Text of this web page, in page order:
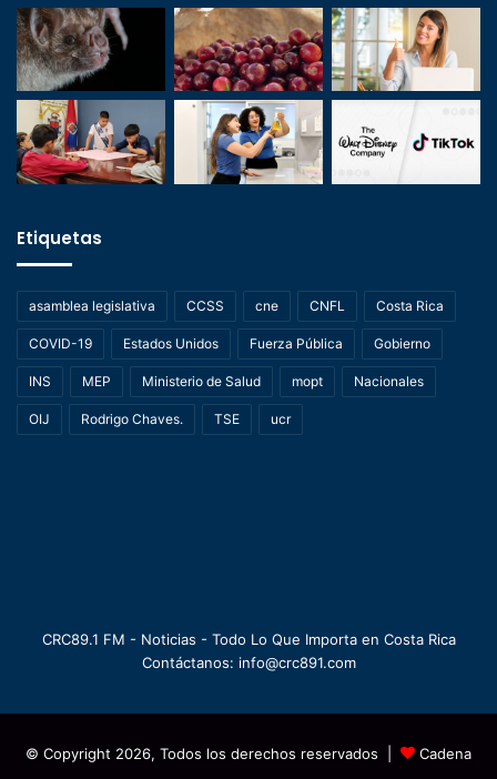
Etiquetas
asamblea legislativa CCSS cne CNFL Costa Rica
COVID-19 Estados Unidos Fuerza Pública Gobierno
INS MEP Ministerio de Salud mopt Nacionales
OIJ Rodrigo Chaves. TSE ucr
CRC89.1 FM - Noticias - Todo Lo Que Importa en Costa Rica
Contáctanos: info@crc891.com
© Copyright 2026, Todos los derechos reservados | Cadena